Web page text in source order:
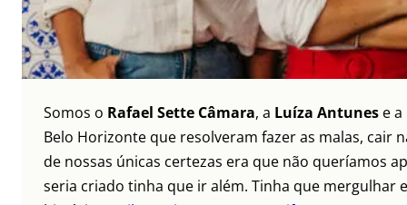
Somos o Rafael Sette Câmara, a Luíza Antunes e a
Belo Horizonte que resolveram fazer as malas, cair
de nossas únicas certezas era que não queríamos
seria criado tinha que ir além. Tinha que mergulhar